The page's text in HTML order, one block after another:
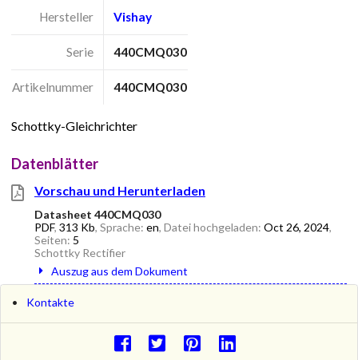
Hersteller Vishay
Serie 440CMQ030
Artikelnummer 440CMQ030
Schottky-Gleichrichter
Datenblätter
Vorschau und Herunterladen
Datasheet 440CMQ030
PDF, 313 Kb, Sprache: en, Datei hochgeladen: Oct 26, 2024,
Seiten: 5
Schottky Rectifier
Auszug aus dem Dokument
Kontakte